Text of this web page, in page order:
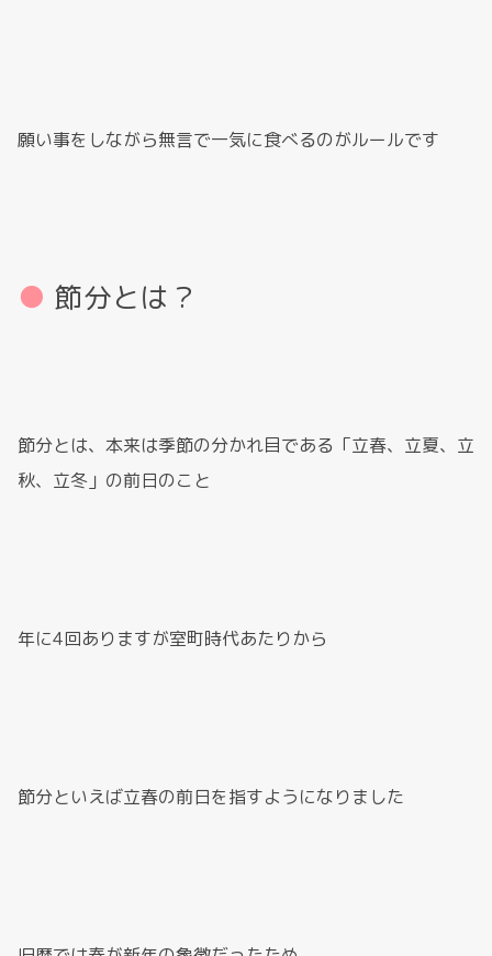
願い事をしながら無言で一気に食べるのがルールです
節分とは？
節分とは、本来は季節の分かれ目である「立春、立夏、立
秋、立冬」の前日のこと
年に4回ありますが室町時代あたりから
節分といえば立春の前日を指すようになりました